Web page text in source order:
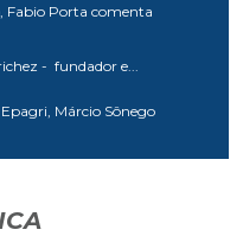
Fabio Porta comenta
- fundador e...
Márcio Sônego